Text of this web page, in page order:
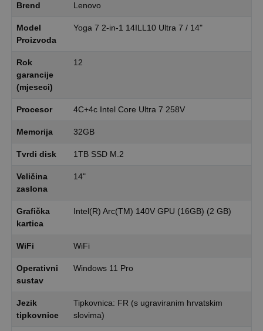
Brend Lenovo
Model
Proizvoda
Yoga 7 2-in-1 14ILL10 Ultra 7 / 14"
Rok
garancije
(mjeseci)
12
Procesor 4C+4c Intel Core Ultra 7 258V
Memorija 32GB
Tvrdi disk 1TB SSD M.2
Veličina
zaslona
14"
Grafička
kartica
Intel(R) Arc(TM) 140V GPU (16GB) (2 GB)
WiFi WiFi
Operativni
sustav
Windows 11 Pro
Jezik
tipkovnice
Tipkovnica: FR (s ugraviranim hrvatskim
slovima)